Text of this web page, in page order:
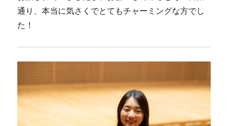
通り、本当に気さくでとてもチャーミングな方でし
た！